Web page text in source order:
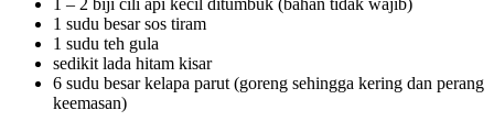
1 sudu besar sos tiram
1 sudu teh gula
sedikit lada hitam kisar
6 sudu besar kelapa parut (goreng sehingga kering dan perang
keemasan)